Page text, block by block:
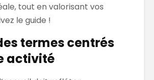
tout en valorisant vos
le guide !
termes centrés
activité